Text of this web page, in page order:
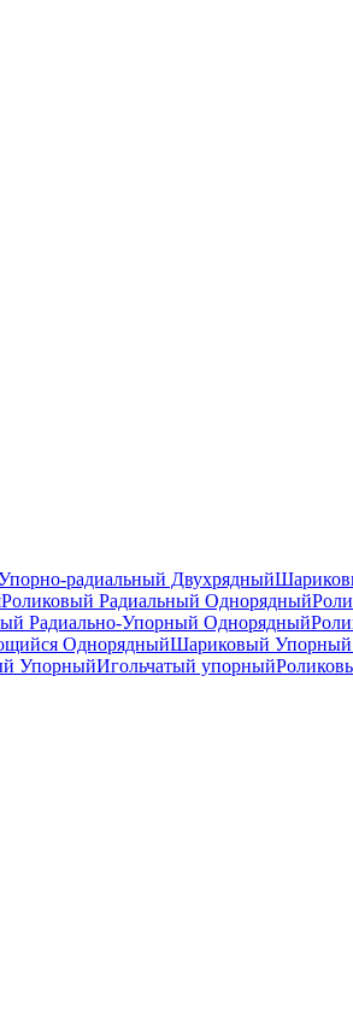
радиальный Двухрядный
Роликовый Радиальный Однорядный
Радиально-Упорный Однорядный
ОднорядныйШариковый
УпорныйИгольчатый упорный